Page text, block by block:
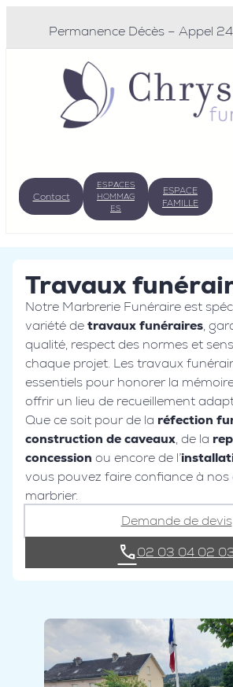
contenu
Permanence Décès – Appel
Contact
ESPACES
HOMMAG
ES
ESPACE
FAMILLE
Travaux
Notre Marbrerie Funéraire est
variété detravaux funéraires,
qualité, respect des normes et
chaque projet. Les travaux
essentiels pour honorer la
offrir un lieu de recueillement
Que ce soit pour de la réfection
construction de caveaux, de la
concession ou encore de l’
vous pouvez faire confiance à nos
marbrier.
Demande de devis
02 03 04 02